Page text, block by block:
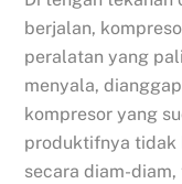
berjalan,
peralatan yang
menyala,
kompresor yang
produktifnya tidak
secara diam-